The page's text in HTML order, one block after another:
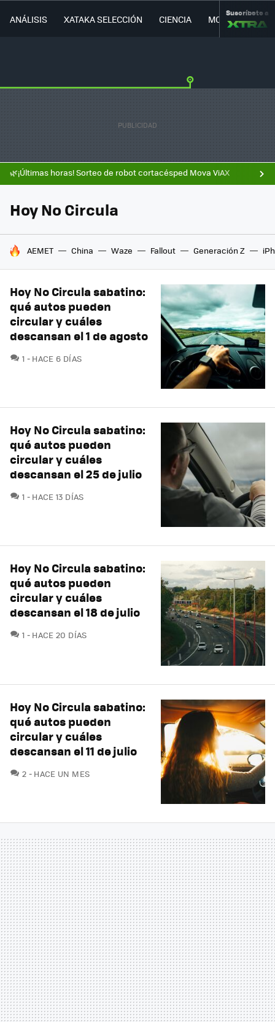
ANÁLISIS XATAKA SELECCIÓN CIENCIA MOVILIDAD
Suscríbete a
🌿¡Últimas horas! Sorteo de robot cortacésped Mova ViAX
Hoy No Circula
HOY SE HABLA DE
AEMET China Waze Fallout Generación Z
Hoy No Circula sabatino:
qué autos pueden
circular y cuáles
descansan el 1 de agosto
1 COMENTARIOS
HACE 6 DÍAS
Hoy No Circula sabatino:
qué autos pueden
circular y cuáles
descansan el 25 de julio
1 COMENTARIOS
HACE 13 DÍAS
Hoy No Circula sabatino:
qué autos pueden
circular y cuáles
descansan el 18 de julio
1 COMENTARIOS
HACE 20 DÍAS
Hoy No Circula sabatino:
qué autos pueden
circular y cuáles
descansan el 11 de julio
2 COMENTARIOS
HACE UN MES